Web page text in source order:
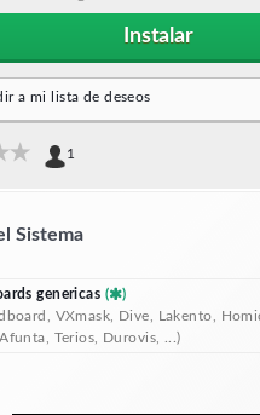
Instalar
a mi lista de deseos
1
Sistema
genericas (
)
VXmask, Dive, Lakento,
Terios, Durovis, ...)